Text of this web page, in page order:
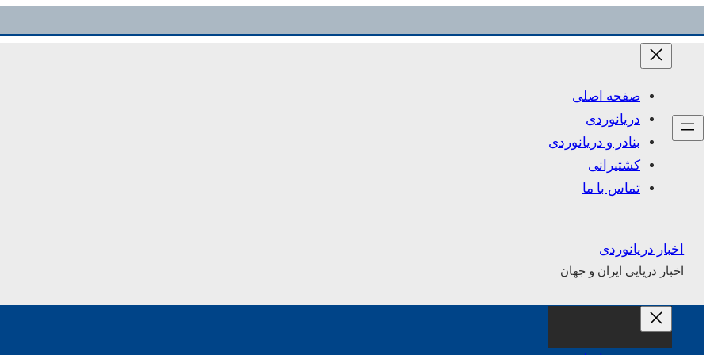
به
صفحه اصلی
دریانوردی
بنادر و دریانوردی
کشتیرانی
تماس با ما
اخبار دریانوردی
اخبار دریایی ایران و جهان